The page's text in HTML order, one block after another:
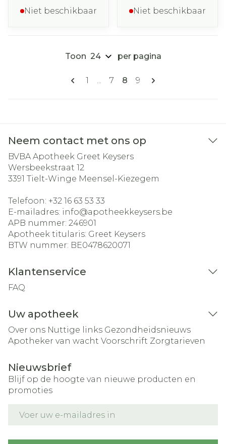
Niet beschikbaar Niet beschikbaar
Pagina's
Pagina
1 ... Pagina
7 U lees momenteel
8 Pagina
9
Toon per pagina
Neem contact met ons op
BVBA Apotheek Greet Keysers
Wersbeekstraat 12
3391 Tielt-Winge Meensel-Kiezegem
Telefoon: +32 16 63 53 33
E-mailadres: info@apotheekkeysers.be
APB nummer: 246901
Apotheek titularis: Greet Keysers
BTW nummer: BE0478620071
Klantenservice
FAQ
Uw apotheek
Over ons Nuttige links Gezondheidsnieuws
Apotheker van wacht Voorschrift Zorgtarieven
Nieuwsbrief
Blijf op de hoogte van nieuwe producten en
promoties